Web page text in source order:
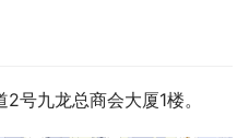
号九龙总商会大厦1楼。